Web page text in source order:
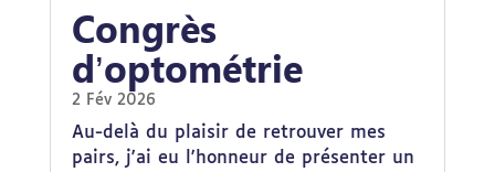
Congrès
d’optométrie
2 Fév 2026
Au-delà du plaisir de retrouver mes
pairs, j'ai eu l'honneur de présenter un